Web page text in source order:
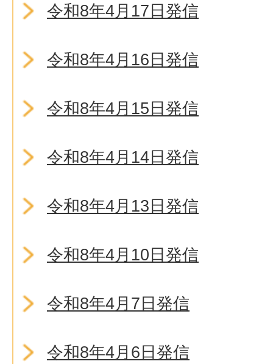
令和8年4月17日発信
令和8年4月16日発信
令和8年4月15日発信
令和8年4月14日発信
令和8年4月13日発信
令和8年4月10日発信
令和8年4月7日発信
令和8年4月6日発信